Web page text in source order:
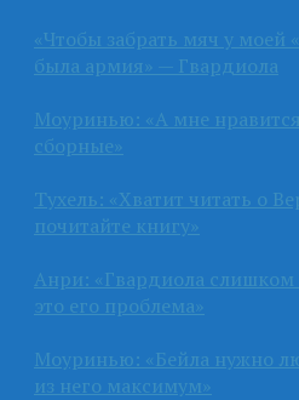
«Чтобы забрать мяч у моей
была армия» — Гвардиола
Моуринью: «А мне
сборные»
Тухель: «Хватит читать о
почитайте книгу»
Анри: «Гвардиола слишком
это его проблема»
Моуринью: «Бейла нужно
из него максимум»